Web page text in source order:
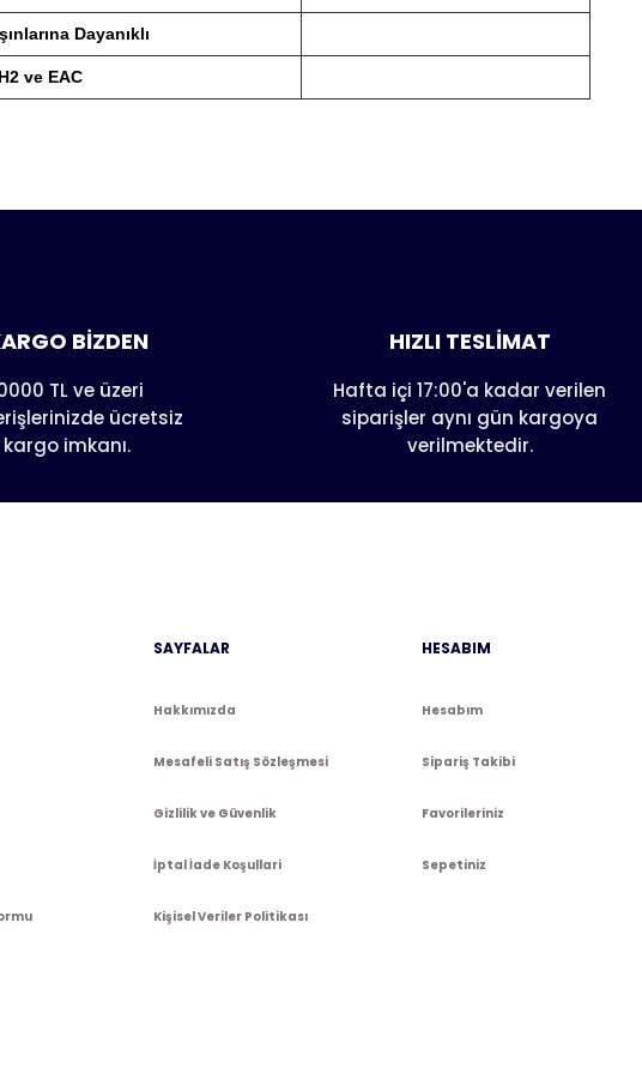
Dayanıklı
ve EAC
Yorum Yaz
Soru Sor
yetersiz gördüğünüz noktaları öneri formunu kullanarak
BİZDEN
TL ve üzeri
ücretsiz
kargo imkanı.
HIZLI TESLİMAT
Hafta içi 17:00'a kadar verilen
siparişler aynı gün kargoya
verilmektedir.
SAYFALAR
Hakkımızda
Mesafeli Satış Sözleşmesi
Gizlilik ve Güvenlik
İptal İade Koşullari
Kişisel Veriler Politikası
HESABIM
Hesabım
Sipariş Takibi
Favorileriniz
Sepetiniz